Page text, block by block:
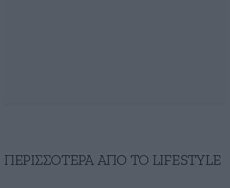
ΠΕΡΙΣΣΟΤΕΡΑ ΑΠΟ ΤΟ LIFESTYLE